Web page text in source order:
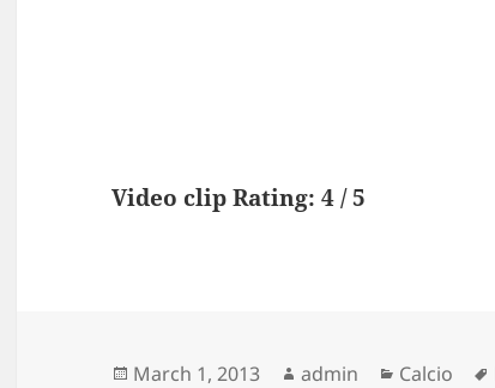
Video clip Rating: 4 / 5
Posted
March 1, 2013 Author
admin Calcio